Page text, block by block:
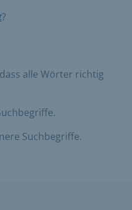
?
alle Wörter richtig
Suchbegriffe.